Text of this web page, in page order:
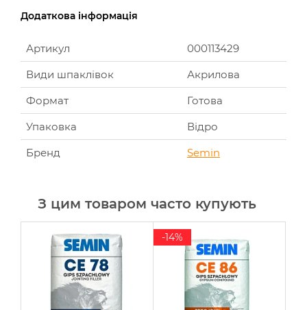
Додаткова інформація
Артикул
000113429
Види шпаклівок
Акрилова
Формат
Готова
Упаковка
Відро
Бренд
Semin
З цим товаром часто купують
-14%